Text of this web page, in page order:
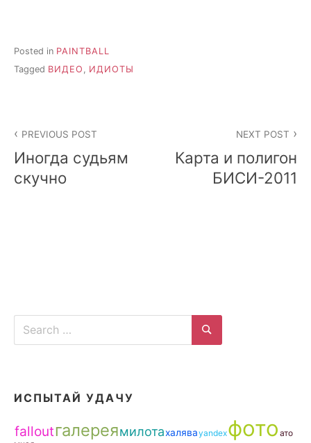
Posted in PAINTBALL
Tagged ВИДЕО , ИДИОТЫ
navigation
PREVIOUS POST
Иногда судьям
скучно
NEXT POST
Карта и полигон
БИСИ-2011
Search
Search
ИСПЫТАЙ УДАЧУ
falloutгалереямилотахаляваyandexфото ато